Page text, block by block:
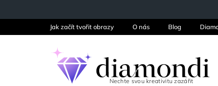
Jak začít tvořit obrazy O nás Blog